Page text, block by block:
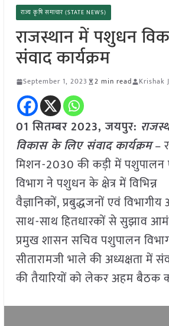
राज्य कृषि समाचार (STATE NEWS)
राजस्थान में पशुधन
संवाद कार्यक्रम
September 1, 2023 2 min read Krishak
01 सितम्बर 2023, जयपुर:
विकास के लिए संवाद कार्यक्रम–
मिशन-2030 की कड़ी में पशुपालन
विभाग ने पशुधन के क्षेत्र में विभिन्न
वैज्ञानिकों, प्रबुद्धजनों एवं
साथ-साथ हितधारकों से सुझाव
प्रमुख शासन सचिव पशुपालन
सीतारामजी भाले की अध्यक्षता में
की तैयारियों को लेकर अहम बैठक